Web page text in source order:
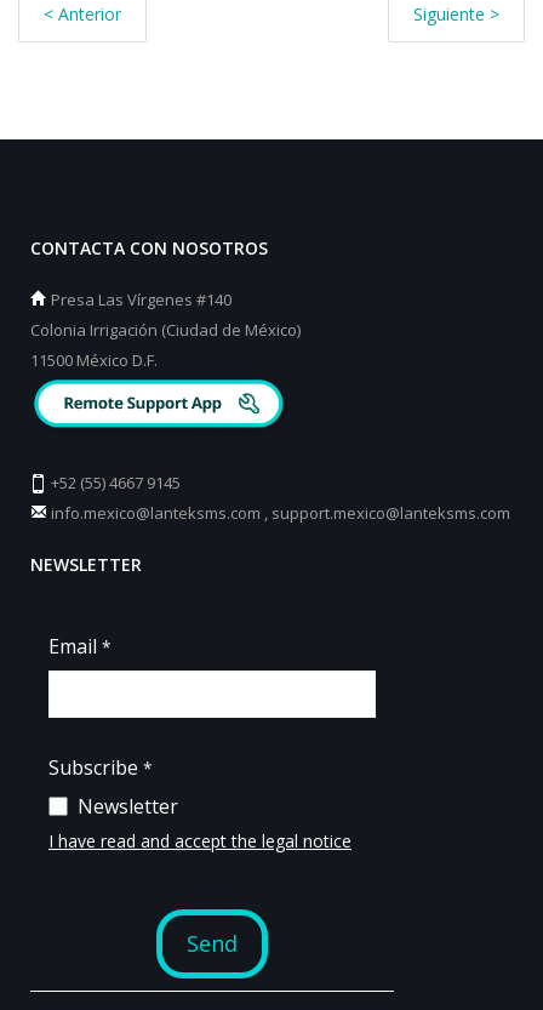
< Anterior Siguiente >
CONTACTA CON NOSOTROS
Presa Las Vírgenes #140
Colonia Irrigación (Ciudad de México)
11500 México D.F.
+52 (55) 4667 9145
info.mexico@lanteksms.com , support.mexico@lanteksms.com
NEWSLETTER